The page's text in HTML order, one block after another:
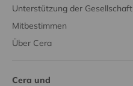
Unterstützung der Gesellschaft
Mitbestimmen
Über Cera
Cera und